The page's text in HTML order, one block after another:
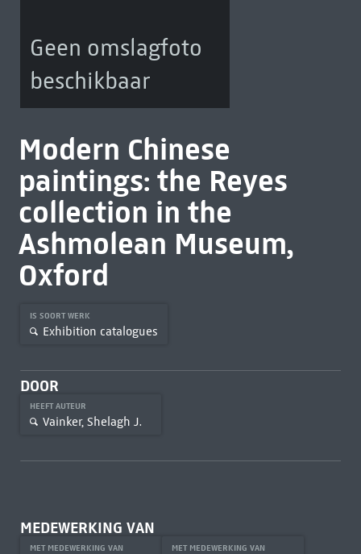
Geen omslagfoto
beschikbaar
Modern Chinese
paintings: the Reyes
collection in the
Ashmolean Museum,
Oxford
IS SOORT WERK
Exhibition catalogues
DOOR
HEEFT AUTEUR
Vainker, Shelagh J.
MEDEWERKING VAN
MET MEDEWERKING VAN MET MEDEWERKING VAN